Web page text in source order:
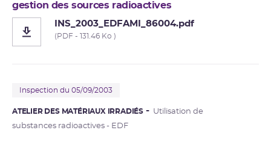
gestion des sources radioactives
INS_2003_EDFAMI_86004.pdf
(PDF - 131.46 Ko )
Inspection du 05/09/2003
ATELIER DES MATÉRIAUX IRRADIÉS
Utilisation de
substances radioactives - EDF